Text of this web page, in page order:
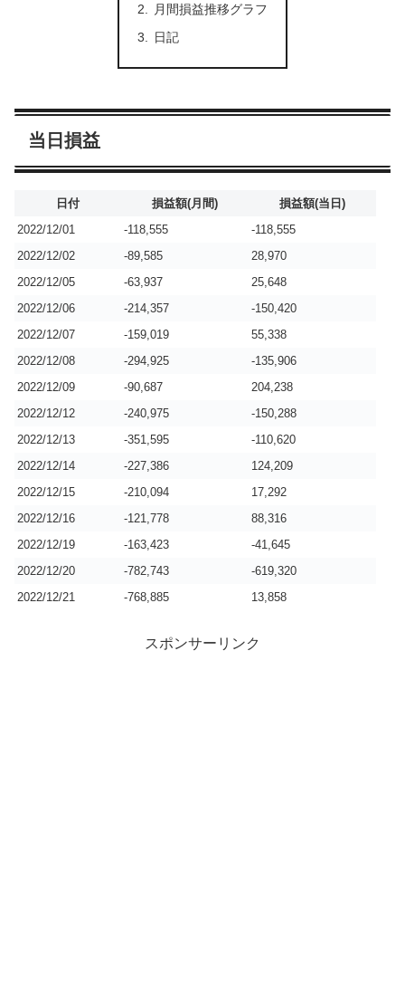
月間損益推移グラフ
日記
当日損益
日付 損益額(月間)
損益額(当日)
2022/12/01
-118,555
-118,555
2022/12/02
-89,585
28,970
2022/12/05
-63,937
25,648
2022/12/06
-214,357
-150,420
2022/12/07
-159,019
55,338
2022/12/08
-294,925
-135,906
2022/12/09
-90,687
204,238
2022/12/12
-240,975
-150,288
2022/12/13
-351,595
-110,620
2022/12/14
-227,386
124,209
2022/12/15
-210,094
17,292
2022/12/16
-121,778
88,316
2022/12/19
-163,423
-41,645
2022/12/20
-782,743
-619,320
2022/12/21
-768,885 13,858
スポンサーリンク